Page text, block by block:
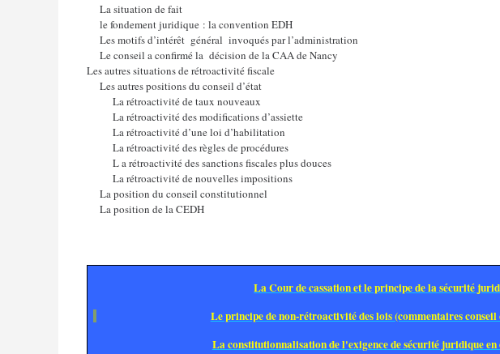
La situation de fait
le fondement juridique : la convention EDH
Les motifs d’intérêt général invoqués par l’administration
Le conseil a confirmé la décision de la CAA de Nancy
Les autres situations de rétroactivité fiscale
Les autres positions du conseil d’état
La rétroactivité de taux nouveaux
La rétroactivité des modifications d’assiette
La rétroactivité d’une loi d’habilitation
La rétroactivité des règles de procédures
L a rétroactivité des sanctions fiscales plus douces
La rétroactivité de nouvelles impositions
La position du conseil constitutionnel
La position de la CEDH
La Cour de cassation et le principe de la sécurité
Le principe de non-rétroactivité des lois (commentaires
La constitutionnalisation de l'exigence de sécurité juridique